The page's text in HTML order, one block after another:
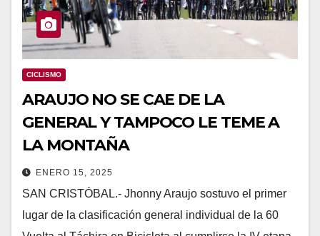
CICLISMO
ARAUJO NO SE CAE DE LA
GENERAL Y TAMPOCO LE TEME A
LA MONTAÑA
ENERO 15, 2025
SAN CRISTÓBAL.- Jhonny Araujo sostuvo el primer
lugar de la clasificación general individual de la 60